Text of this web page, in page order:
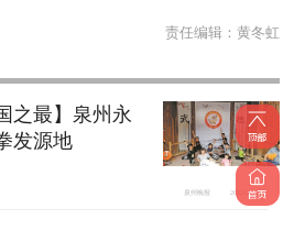
责任编辑： 黄冬虹
之最】泉州永
发源地
泉州晚报 2022-06-24